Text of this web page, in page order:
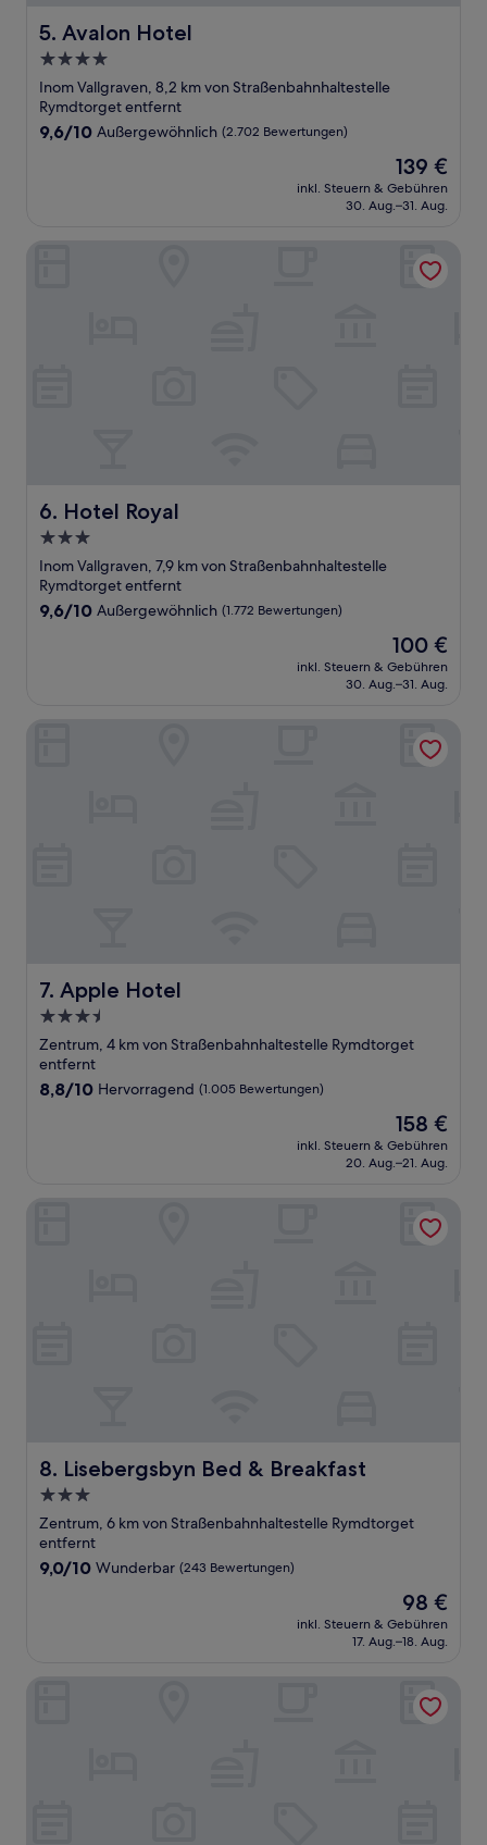
5. Avalon Hotel
Avalon Hotel
4.0-
Sterne-
Unterkunft
Inom Vallgraven, 8,2 km von Straßenbahnhaltestelle
Rymdtorget entfernt
9.6
9,6/10 Außergewöhnlich (2.702 Bewertungen)
Der
Preis
beträgt
139 €
inkl. Steuern & Gebühren
30. Aug.–31. Aug.
6. Hotel Royal
Hotel Royal
3.0-
Sterne-
Unterkunft
Inom Vallgraven, 7,9 km von Straßenbahnhaltestelle
Rymdtorget entfernt
9.6
9,6/10 Außergewöhnlich (1.772 Bewertungen)
Der
Preis
beträgt
100 €
inkl. Steuern & Gebühren
30. Aug.–31. Aug.
7. Apple Hotel
Apple Hotel
3.5-
Sterne-
Unterkunft
Zentrum, 4 km von Straßenbahnhaltestelle Rymdtorget
entfernt
8.8
8,8/10 Hervorragend (1.005 Bewertungen)
Der
Preis
beträgt
158 €
inkl. Steuern & Gebühren
20. Aug.–21. Aug.
8. Lisebergsbyn Bed & Breakfast
Lisebergsbyn Bed & Breakfast
3.0-
Sterne-
Unterkunft
Zentrum, 6 km von Straßenbahnhaltestelle Rymdtorget
entfernt
9.0
9,0/10 Wunderbar (243 Bewertungen)
Der
Preis
beträgt
98 €
inkl. Steuern & Gebühren
17. Aug.–18. Aug.